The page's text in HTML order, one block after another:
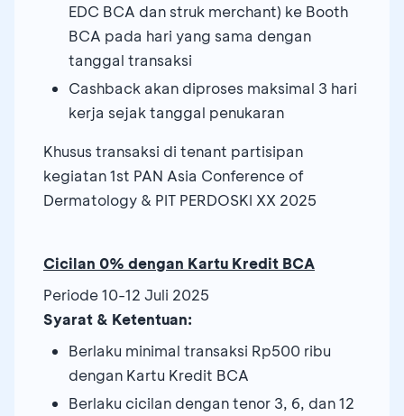
EDC BCA dan struk merchant) ke Booth
BCA pada hari yang sama dengan
tanggal transaksi
Cashback akan diproses maksimal 3 hari
kerja sejak tanggal penukaran
Khusus transaksi di tenant partisipan
kegiatan 1st PAN Asia Conference of
Dermatology & PIT PERDOSKI XX 2025
Cicilan 0% dengan Kartu Kredit BCA
Periode 10-12 Juli 2025
Syarat & Ketentuan:
Berlaku minimal transaksi Rp500 ribu
dengan Kartu Kredit BCA
Berlaku cicilan dengan tenor 3, 6, dan 12